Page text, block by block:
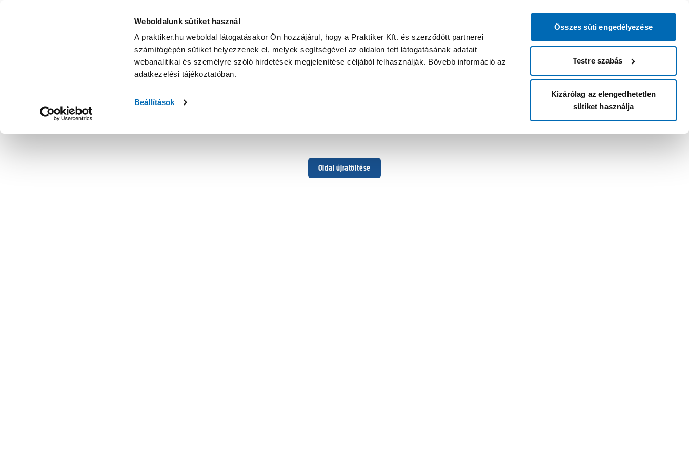
Weboldalunk sütiket használ
A praktiker.hu weboldal látogatásakor Ön hozzájárul, hogy a Praktiker Kft. és szerződött partnerei
számítógépén sütiket helyezzenek el, melyek segítségével az oldalon tett látogatásának adatait
webanalitikai és személyre szóló hirdetések megjelenítése céljából felhasználják. Bővebb információ az
adatkezelési tájékoztatóban.
Beállítások
Összes süti engedélyezése
Testre szabás
Kizárólag az elengedhetetlen
sütiket használja
Oldal újratöltése